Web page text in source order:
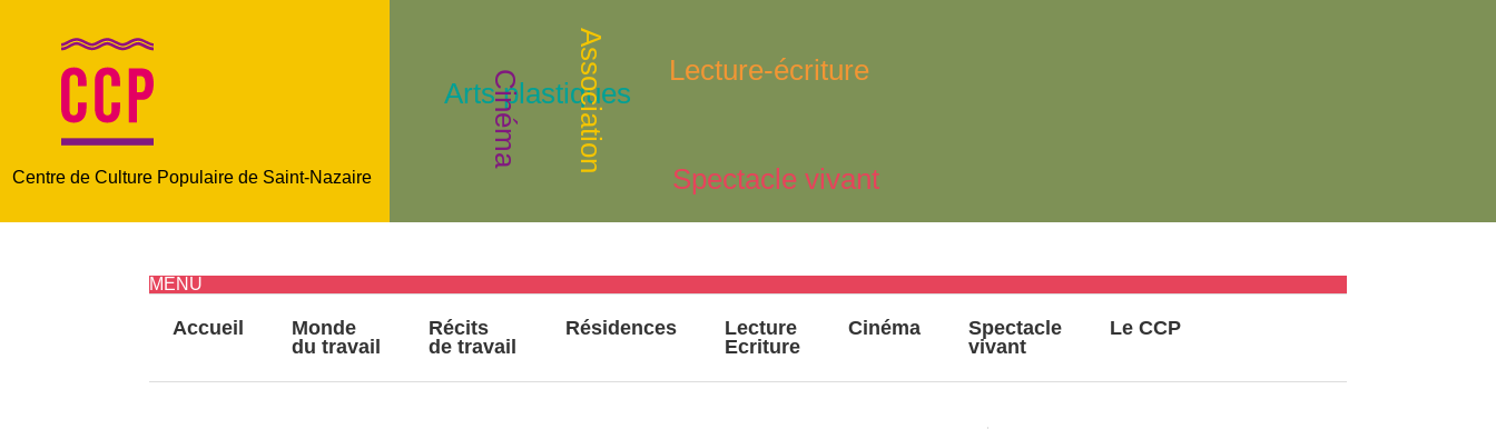
Centre de Culture Populaire de Saint-Nazaire Spectacle vivant
Lecture-écriture
Arts plastiques
Cinéma Association
MENU
Accueil
Monde
du travail
Récits
de travail
Résidences
Lecture
Ecriture
Cinéma
Spectacle
vivant
Le CCP